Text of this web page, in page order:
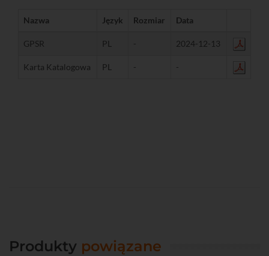
Nazwa Język Rozmiar Data
GPSR PL - 2024-12-13
Karta Katalogowa PL - -
Produkty powiązane